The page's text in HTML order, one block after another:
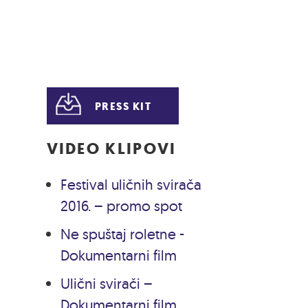
PRESS KIT
VIDEO KLIPOVI
Festival uličnih svirača
2016. – promo spot
Ne spuštaj roletne -
Dokumentarni film
Ulični svirači –